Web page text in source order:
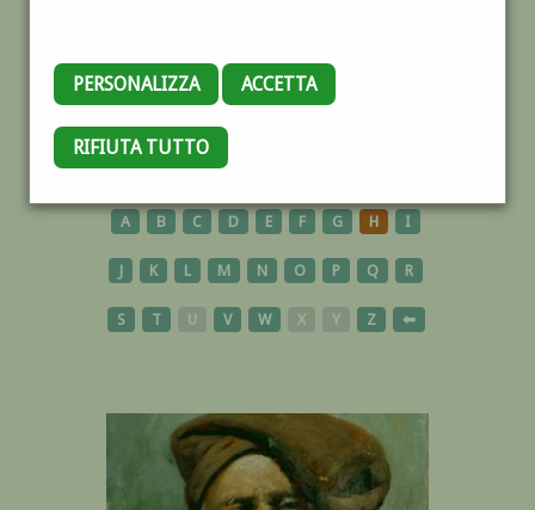
PERSONALIZZA ACCETTA
RIFIUTA TUTTO
OPERE
A B C D E F G H I
J K L M N O P Q R
S T U V W X Y Z ⬅